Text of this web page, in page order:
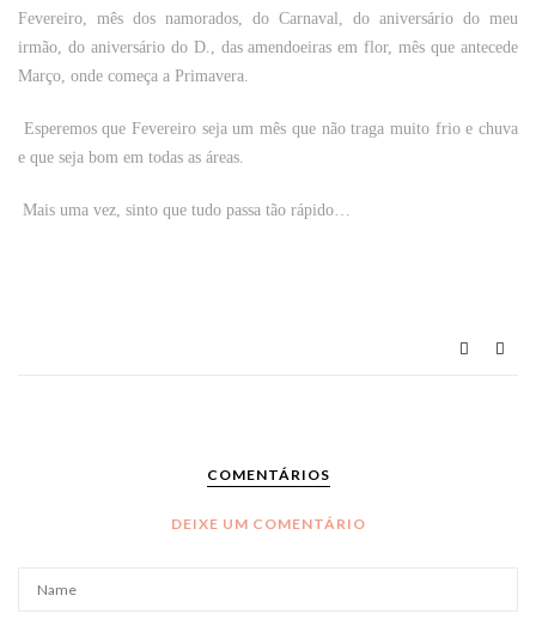
Fevereiro, mês dos namorados, do Carnaval, do aniversário do meu
irmão, do aniversário do D., das amendoeiras em flor, mês que antecede
Março, onde começa a Primavera.
Esperemos que Fevereiro seja um mês que não traga muito frio e chuva
e que seja bom em todas as áreas.
Mais uma vez, sinto que tudo passa tão rápido…
COMENTÁRIOS
DEIXE UM COMENTÁRIO